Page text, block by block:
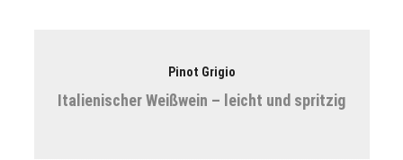
Pinot Grigio
Italienischer Weißwein – leicht und spritzig